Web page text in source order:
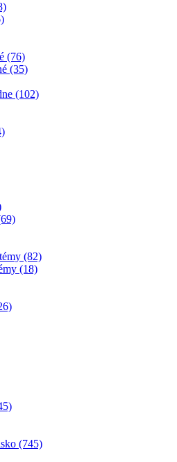
(76)
(35)
(102)
(82)
(18)
(745)